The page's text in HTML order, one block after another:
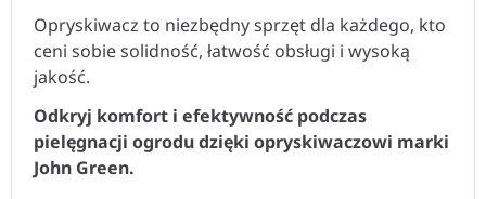
Opryskiwacz to niezbędny sprzęt dla każdego, kto
ceni sobie solidność, łatwość obsługi i wysoką
jakość.
Odkryj komfort i efektywność podczas
pielęgnacji ogrodu dzięki opryskiwaczowi marki
John Green.